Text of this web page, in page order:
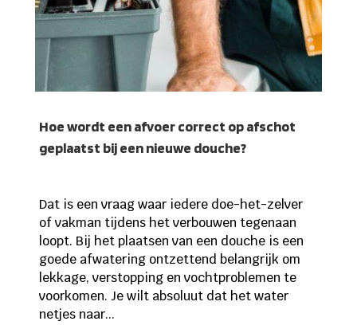
Hoe wordt een afvoer correct op afschot
geplaatst bij een nieuwe douche?
Dat is een vraag waar iedere doe-het-zelver
of vakman tijdens het verbouwen tegenaan
loopt. Bij het plaatsen van een douche is een
goede afwatering ontzettend belangrijk om
lekkage, verstopping en vochtproblemen te
voorkomen. Je wilt absoluut dat het water
netjes naar...